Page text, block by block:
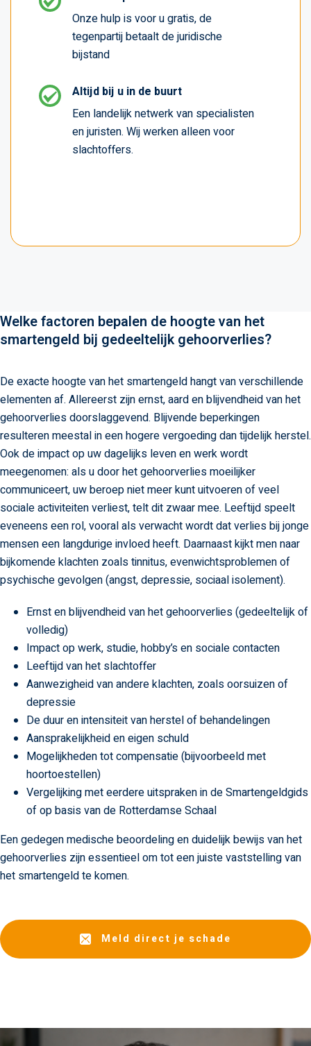
Onze hulp is voor u gratis, de
tegenpartij betaalt de juridische
bijstand
Altijd bij u in de buurt
Een landelijk netwerk van specialisten
en juristen. Wij werken alleen voor
slachtoffers.
Welke factoren bepalen de hoogte van het
smartengeld bij gedeeltelijk gehoorverlies?
De exacte hoogte van het smartengeld hangt van verschillende
elementen af. Allereerst zijn ernst, aard en blijvendheid van het
gehoorverlies doorslaggevend. Blijvende beperkingen
resulteren meestal in een hogere vergoeding dan tijdelijk herstel.
Ook de impact op uw dagelijks leven en werk wordt
meegenomen: als u door het gehoorverlies moeilijker
communiceert, uw beroep niet meer kunt uitvoeren of veel
sociale activiteiten verliest, telt dit zwaar mee. Leeftijd speelt
eveneens een rol, vooral als verwacht wordt dat verlies bij jonge
mensen een langdurige invloed heeft. Daarnaast kijkt men naar
bijkomende klachten zoals tinnitus, evenwichtsproblemen of
psychische gevolgen (angst, depressie, sociaal isolement).
Ernst en blijvendheid van het gehoorverlies (gedeeltelijk of
volledig)
Impact op werk, studie, hobby’s en sociale contacten
Leeftijd van het slachtoffer
Aanwezigheid van andere klachten, zoals oorsuizen of
depressie
De duur en intensiteit van herstel of behandelingen
Aansprakelijkheid en eigen schuld
Mogelijkheden tot compensatie (bijvoorbeeld met
hoortoestellen)
Vergelijking met eerdere uitspraken in de Smartengeldgids
of op basis van de Rotterdamse Schaal
Een gedegen medische beoordeling en duidelijk bewijs van het
gehoorverlies zijn essentieel om tot een juiste vaststelling van
het smartengeld te komen.
Meld direct je schade